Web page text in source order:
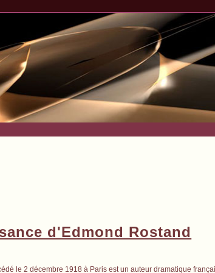
d'Edmond Rostand
le 2 décembre 1918 à Paris est un auteur dramatique